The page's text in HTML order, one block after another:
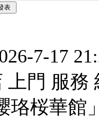
表
7-17
上門 服務
珞桜華館